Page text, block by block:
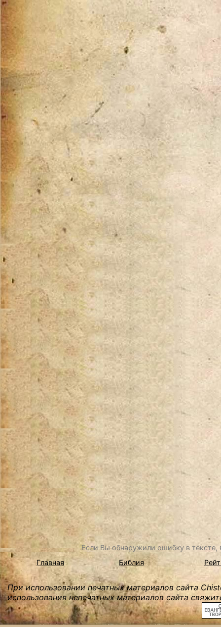
Если Вы обнаружили ошибку в
Главная
Библия
При использовании печатных материалов сайта
использования непечатных материалов сайта